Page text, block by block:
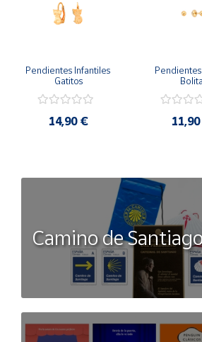
Pendientes Infantiles
Gatitos
14,90 €
Bolita
Camino de